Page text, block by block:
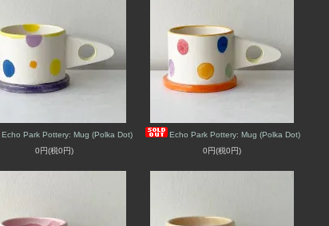
Echo Park Pottery: Mug (Polka Dot)
0円(税0円)
Echo Park Pottery: Mug (Polka Dot)
0円(税0円)